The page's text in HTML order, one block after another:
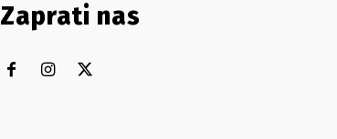
Zaprati nas